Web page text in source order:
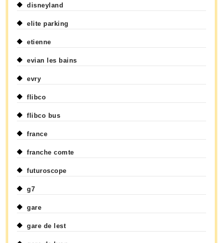
disneyland
elite parking
etienne
evian les bains
evry
flibco
flibco bus
france
franche comte
futuroscope
g7
gare
gare de lest